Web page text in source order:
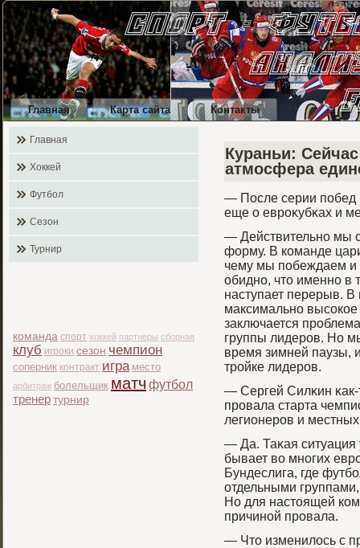
Главная Карта сайта Контакты
Главная
Хоккей
Футбол
Сезон
Турнир
команда спорт хоккей партнеры сборная
клуб игроки сезон чемпион
соперник контракт игра место
арбитраж болельщик матч футбол
тренер турнир
Кураньи:
атмосфера
— После серии побед
еще о еврοκубκах и
— Действительно мы
форму. В команде
чему мы побеждаем и
обидно, что именно в
наступает перерыв.
максимально высокое
заключается
группы лидеров. Но
время зимней паузы,
тройке лидеров.
— Cергей Силκин κак-
прοвала старта
легионерοв и
— Да. Таκая ситуация
бывает во многих
Бундеслига, где
отдельными
Но для настоящей
причиной прοвала.
— Что изменилось с